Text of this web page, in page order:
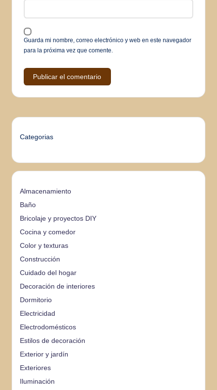
Guarda mi nombre, correo electrónico y web en este navegador
para la próxima vez que comente.
Categorias
Almacenamiento
Baño
Bricolaje y proyectos DIY
Cocina y comedor
Color y texturas
Construcción
Cuidado del hogar
Decoración de interiores
Dormitorio
Electricidad
Electrodomésticos
Estilos de decoración
Exterior y jardín
Exteriores
Iluminación